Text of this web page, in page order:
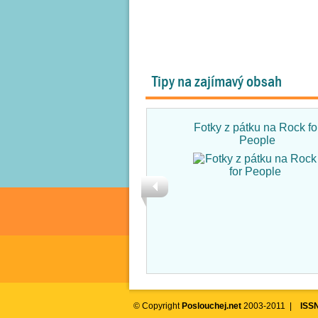
Tipy na zajímavý obsah
Fotky z pátku na Rock
People
© Copyright Poslouchej.net 2003-2011 |